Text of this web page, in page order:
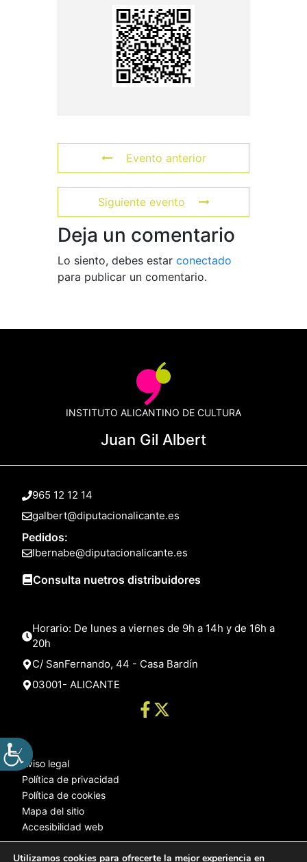
Evento anterior
Siguiente evento
Deja un comentario
Lo siento, debes estar conectado
para publicar un comentario.
INSTITUTO ALICANTINO DE CULTURA
Juan Gil Albert
965 12 12 14
galbert@diputacionalicante.es
Pedidos:
lbernabe@diputacionalicante.es
Consulta nuetros distribuidores
Horario: De lunes a viernes de 9h a 14h y de 16h a
20h
C/ SanFernando, 44 - Casa Bardín
03001- ALICANTE
Aviso legal
Política de privacidad
Política de cookies
Mapa del sitio
Accesibilidad web
Utilizamos cookies para ofrecerte la mejor experiencia en